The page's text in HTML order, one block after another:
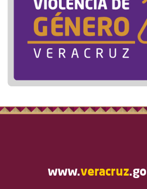
www.veracruz